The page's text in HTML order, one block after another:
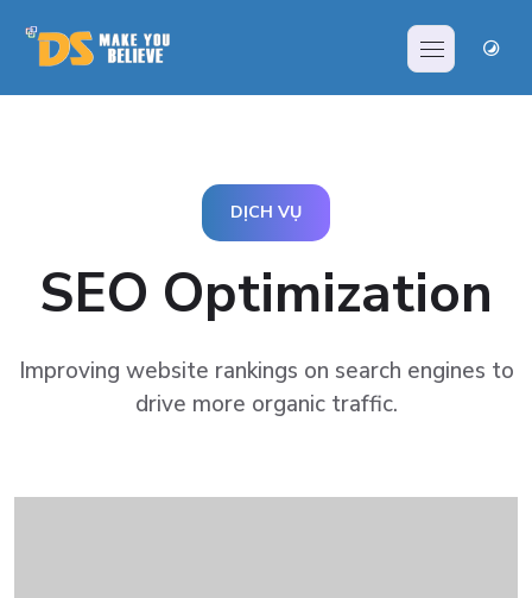
DỊCH VỤ
SEO Optimization
Improving website rankings on search engines to
drive more organic traffic.